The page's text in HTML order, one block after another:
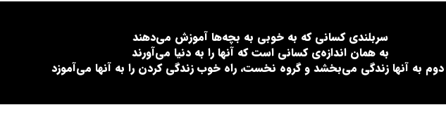
سربلندی کسانی که به خوبی به بچه‌ها آموزش می‌دهند
به همان اندازه‌ی کسانی است که آنها را به دنیا می‌آورند
دوم به آنها زندگی می‌بخشد و گروه نخست، راه خوب زندگی کردن را به آنها می‌آموزد